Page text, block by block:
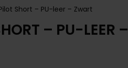
Short – PU-leer – Zwart
– PU-LEER –